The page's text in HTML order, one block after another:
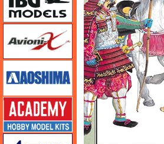
Avioni-X（アヴィオニクス）
アオシマ
アカデミー
アズール